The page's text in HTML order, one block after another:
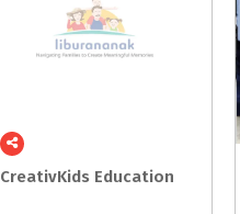
CreativKids Education